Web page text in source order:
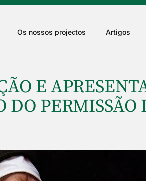
Os nossos projectos Artigos
E
DO PERMISSÃO